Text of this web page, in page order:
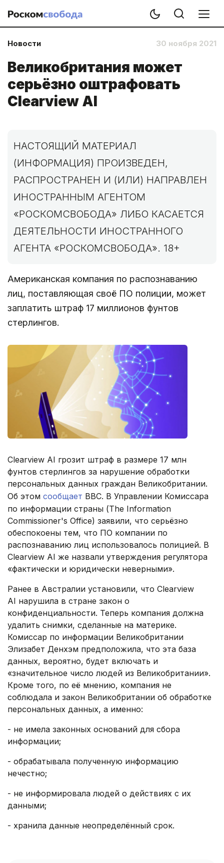
Новости 30 ноября 2021
Великобритания может
серьёзно оштрафовать
Clearview AI
НАСТОЯЩИЙ МАТЕРИАЛ
(ИНФОРМАЦИЯ) ПРОИЗВЕДЕН,
РАСПРОСТРАНЕН И (ИЛИ) НАПРАВЛЕН
ИНОСТРАННЫМ АГЕНТОМ
«РОСКОМСВОБОДА» ЛИБО КАСАЕТСЯ
ДЕЯТЕЛЬНОСТИ ИНОСТРАННОГО
АГЕНТА «РОСКОМСВОБОДА». 18+
Американская компания по распознаванию
лиц, поставляющая своё ПО полиции, может
заплатить штраф 17 миллионов фунтов
стерлингов.
Clearview AI грозит штраф в размере 17 млн
фунтов стерлингов за нарушение обработки
персональных данных граждан Великобритании.
Об этом сообщает BBC. В Управлении Комиссара
по информации страны (The Information
Commissioner's Office) заявили, что серьёзно
обеспокоены тем, что ПО компании по
распознаванию лиц использовалось полицией. В
Clearview AI же назвали утверждения регулятора
«фактически и юридически неверными».
Ранее в Австралии установили, что Clearview
AI нарушила в стране закон о
конфиденциальности. Теперь компания должна
удалить снимки, сделанные на материке.
Комиссар по информации Великобритании
Элизабет Денхэм предположила, что эта база
данных, вероятно, будет включать и
«значительное число людей из Великобритании».
Кроме того, по её мнению, компания не
соблюдала и закон Великобритании об обработке
персональных данных, а именно:
- не имела законных оснований для сбора
информации;
- обрабатывала полученную информацию
нечестно;
- не информировала людей о действиях с их
данными;
- хранила данные неопределённый срок.